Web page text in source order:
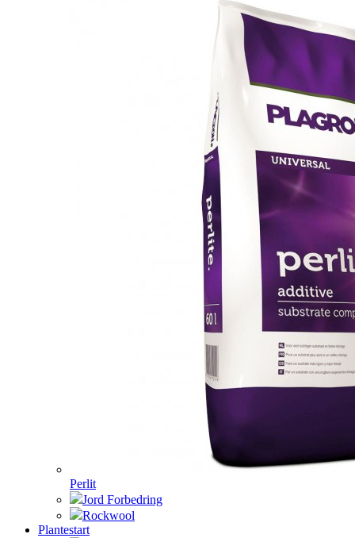
Perlit
Jord Forbedring
Rockwool
Plantestart